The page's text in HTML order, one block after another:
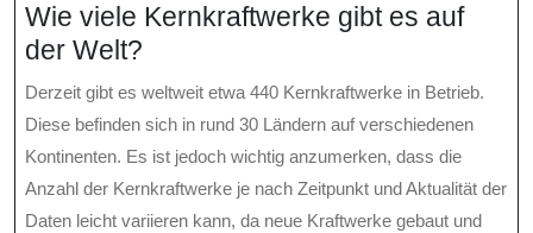
Wie viele Kernkraftwerke gibt es auf
der Welt?
Derzeit gibt es weltweit etwa 440 Kernkraftwerke in Betrieb.
Diese befinden sich in rund 30 Ländern auf verschiedenen
Kontinenten. Es ist jedoch wichtig anzumerken, dass die
Anzahl der Kernkraftwerke je nach Zeitpunkt und Aktualität der
Daten leicht variieren kann, da neue Kraftwerke gebaut und